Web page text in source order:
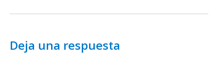
Deja una respuesta